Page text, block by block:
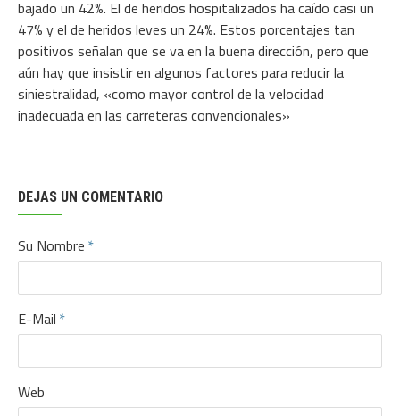
bajado un 42%. El de heridos hospitalizados ha caído casi un
47% y el de heridos leves un 24%. Estos porcentajes tan
positivos señalan que se va en la buena dirección, pero que
aún hay que insistir en algunos factores para reducir la
siniestralidad, «como mayor control de la velocidad
inadecuada en las carreteras convencionales»
DEJAS UN COMENTARIO
Su Nombre
E-Mail
Web